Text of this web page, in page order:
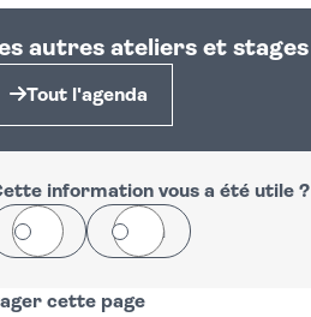
+
− autres ateliers et stages
Tout l'agenda
information vous a été utile ?
Oui Non
cette page